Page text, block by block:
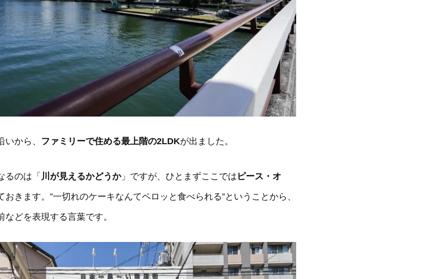
から、 ファミリーで住める最上階の2LDKが出ました。
るのは「 川が見えるかどうか」ですが、ひとまずここでは ピース・オ
おきます。”一切れのケーキなんてペロッと食べられる”ということから、
どを表現する言葉です。